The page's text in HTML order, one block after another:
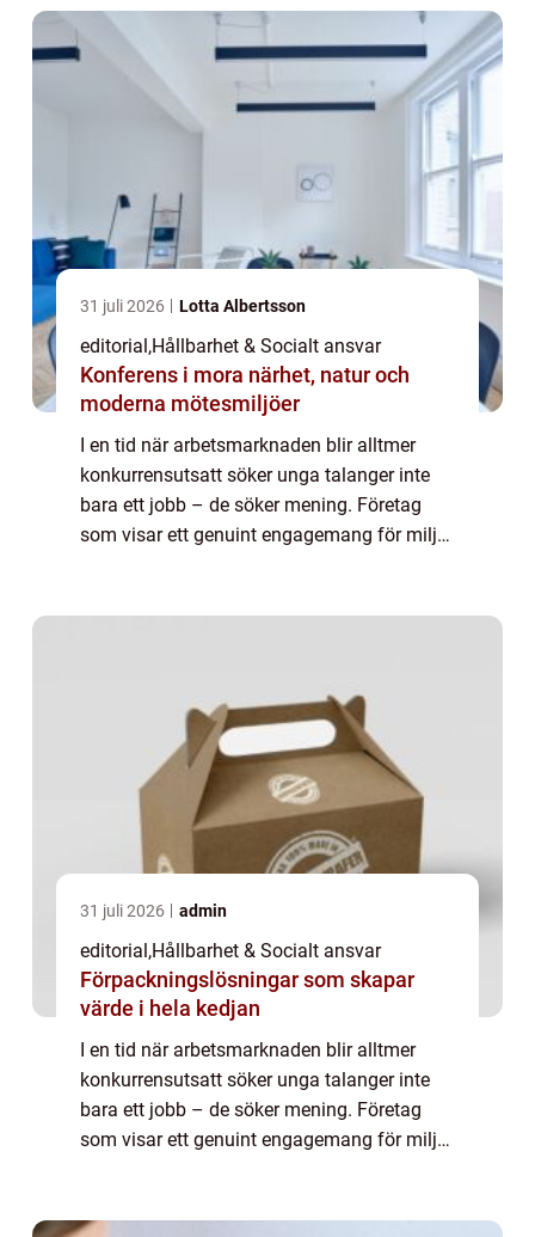
31 juli 2026 Lotta Albertsson
editorial,Hållbarhet & Socialt ansvar
Konferens i mora närhet, natur och
moderna mötesmiljöer
I en tid när arbetsmarknaden blir alltmer
konkurrensutsatt söker unga talanger inte
bara ett jobb – de söker mening. Företag
som visar ett genuint engagemang för miljö,
31 juli 2026 admin
editorial,Hållbarhet & Socialt ansvar
Förpackningslösningar som skapar
värde i hela kedjan
I en tid när arbetsmarknaden blir alltmer
konkurrensutsatt söker unga talanger inte
bara ett jobb – de söker mening. Företag
som visar ett genuint engagemang för miljö,